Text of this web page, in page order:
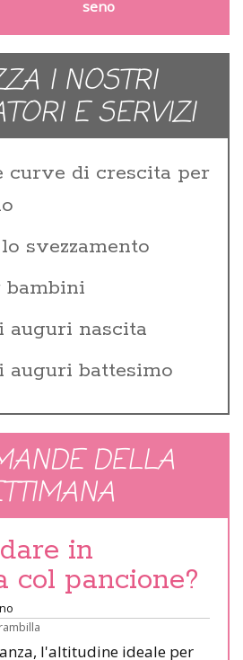
seno
I NOSTRI
E SERVIZI
curve di crescita per
svezzamento
bambini
auguri nascita
auguri battesimo
DELLA
in
col pancione?
l'altitudine ideale per